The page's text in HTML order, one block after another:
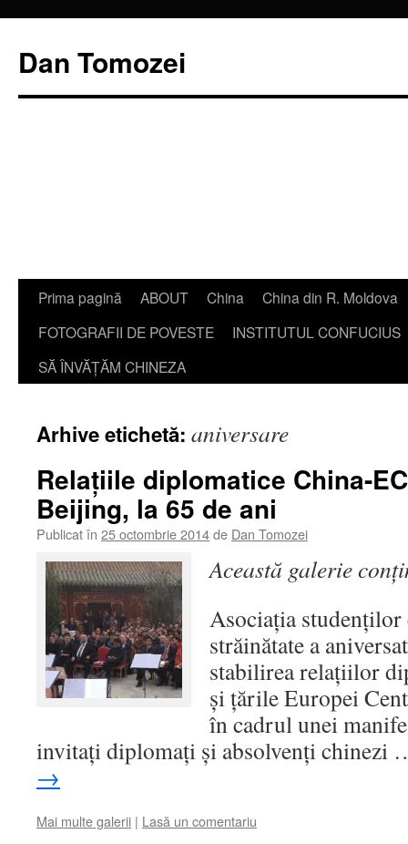
Dan Tomozei
Sari
conținut
Prima pagină ABOUT China
China din R. Moldova
FOTOGRAFII DE POVESTE
INSTITUTUL CONFUCIUS
SĂ ÎNVĂŢĂM CHINEZA
Arhive etichetă: aniversare
Relaţiile diplomatice China-
Beijing, la 65 de ani
Publicat în 25 octombrie 2014de Dan Tomozei
Această galerie
Asociaţia
străinătate a
stabilirea relaţiilor
şi ţările Europei
în cadrul unei
invitaţi diplomaţi şi absolvenţi
→
Mai multe galerii | Lasă un comentariu